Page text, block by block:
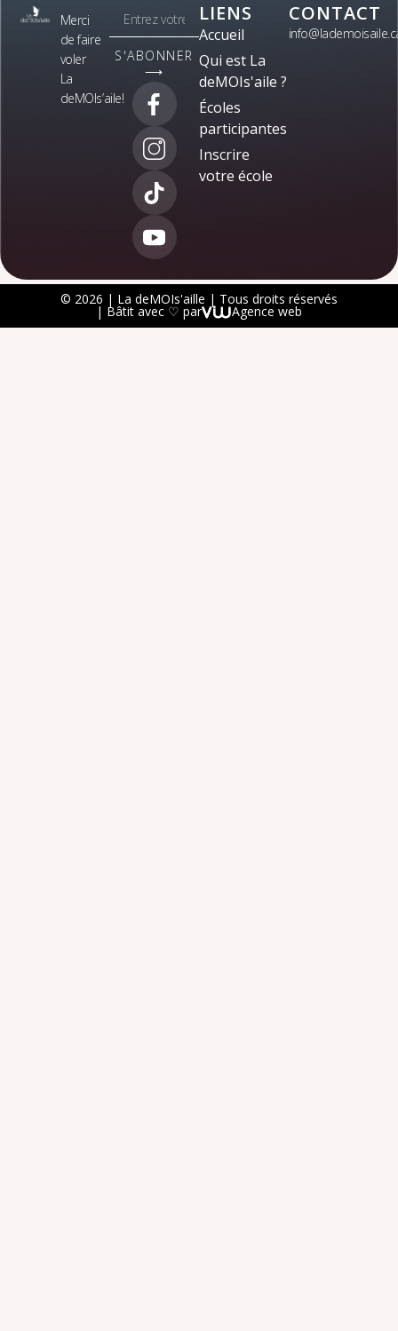
Merci
de faire
voler
La
deMOIs’aile!
S'ABONNER
⟶
LIENS
Accueil
Qui est La
deMOIs'aile ?
Écoles
participantes
Inscrire
votre école
CONTACT
© 2026 | La deMOIs'aille | Tous droits réservés
| Bâtit avec ♡ par Agence web